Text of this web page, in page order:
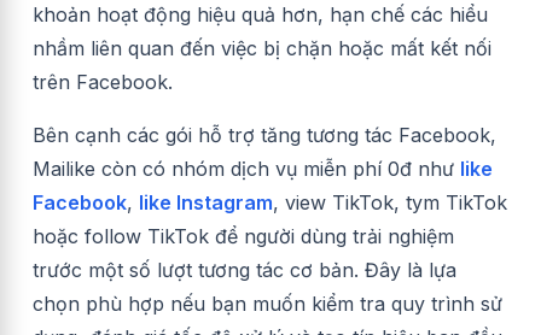
khoản hoạt động hiệu quả hơn, hạn chế các hiểu
nhầm liên quan đến việc bị chặn hoặc mất kết nối
trên Facebook.
Bên cạnh các gói hỗ trợ tăng tương tác Facebook,
Mailike còn có nhóm dịch vụ miễn phí 0đ như like
Facebook, like Instagram, view TikTok, tym TikTok
hoặc follow TikTok để người dùng trải nghiệm
trước một số lượt tương tác cơ bản. Đây là lựa
chọn phù hợp nếu bạn muốn kiểm tra quy trình sử